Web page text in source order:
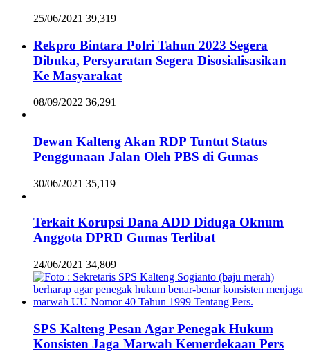
25/06/2021 39,319
Rekpro Bintara Polri Tahun 2023 Segera
Dibuka, Persyaratan Segera Disosialisasikan
Ke Masyarakat
08/09/2022 36,291
Dewan Kalteng Akan RDP Tuntut Status
Penggunaan Jalan Oleh PBS di Gumas
30/06/2021 35,119
Terkait Korupsi Dana ADD Diduga Oknum
Anggota DPRD Gumas Terlibat
24/06/2021 34,809
SPS Kalteng Pesan Agar Penegak Hukum
Konsisten Jaga Marwah Kemerdekaan Pers